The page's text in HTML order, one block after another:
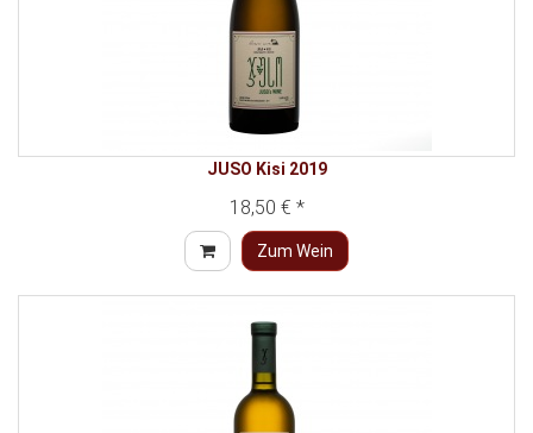
JUSO Kisi 2019
18,50 € *
Zum Wein